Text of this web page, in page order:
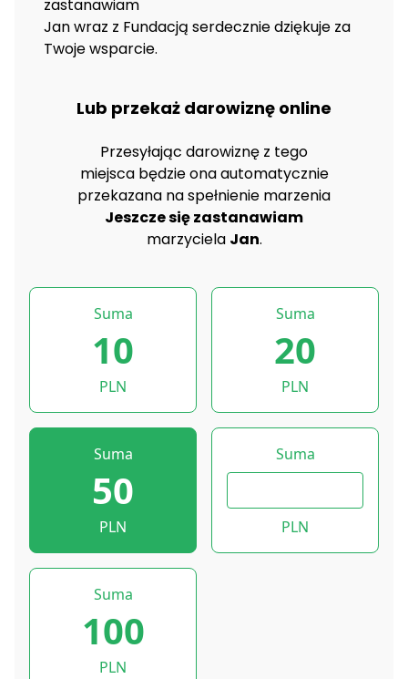
zastanawiam
Jan wraz z Fundacją serdecznie dziękuje za
Twoje wsparcie.
Lub przekaż darowiznę online
Przesyłając darowiznę z tego
miejsca będzie ona automatycznie
przekazana na spełnienie marzenia
Jeszcze się zastanawiam
marzyciela Jan.
Suma
10
PLN
Suma
20
PLN
Suma
50
PLN
Suma
PLN
Suma
100
PLN